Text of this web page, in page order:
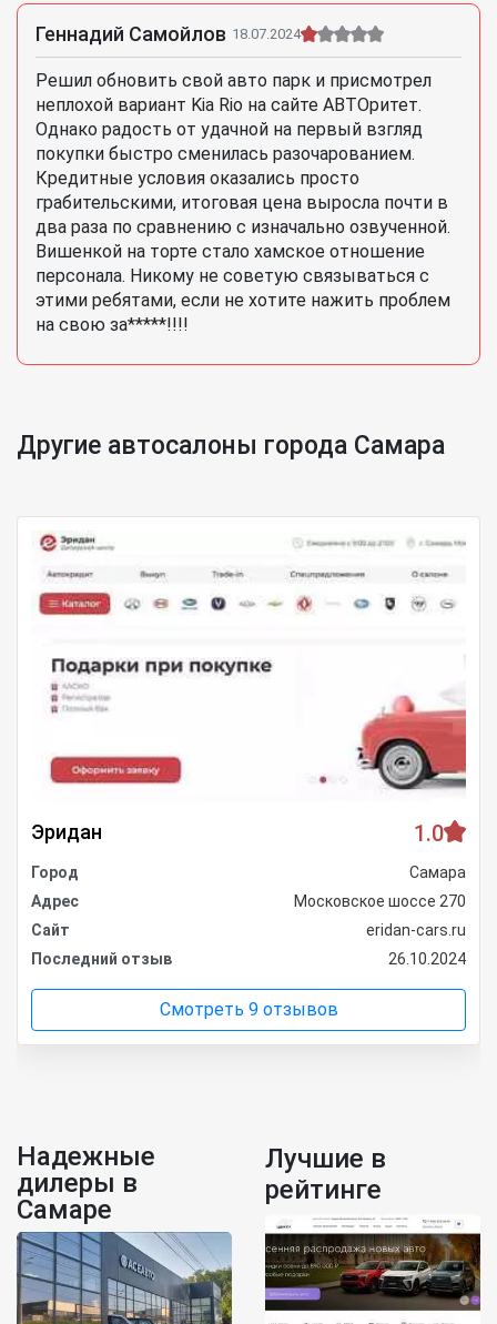
Геннадий Самойлов 18.07.2024
Решил обновить свой авто парк и присмотрел
неплохой вариант Kia Rio на сайте АВТОритет.
Однако радость от удачной на первый взгляд
покупки быстро сменилась разочарованием.
Кредитные условия оказались просто
грабительскими, итоговая цена выросла почти в
два раза по сравнению с изначально озвученной.
Вишенкой на торте стало хамское отношение
персонала. Никому не советую связываться с
этими ребятами, если не хотите нажить проблем
на свою за*****!!!!
Другие автосалоны города Самара
Эридан 1.0
Город
Самара
Адрес
Московское шоссе 270
Сайт
eridan-cars.ru
Последний отзыв
26.10.2024
Смотреть 9 отзывов
Надежные
дилеры в
Самаре
Лучшие в
рейтинге